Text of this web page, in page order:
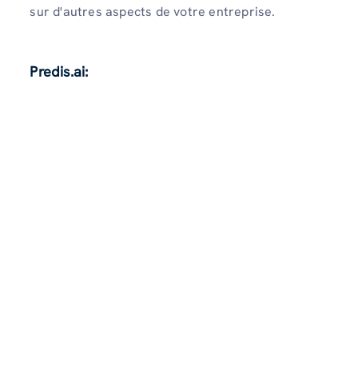
sur d'autres aspects de votre entreprise.
Predis.ai: